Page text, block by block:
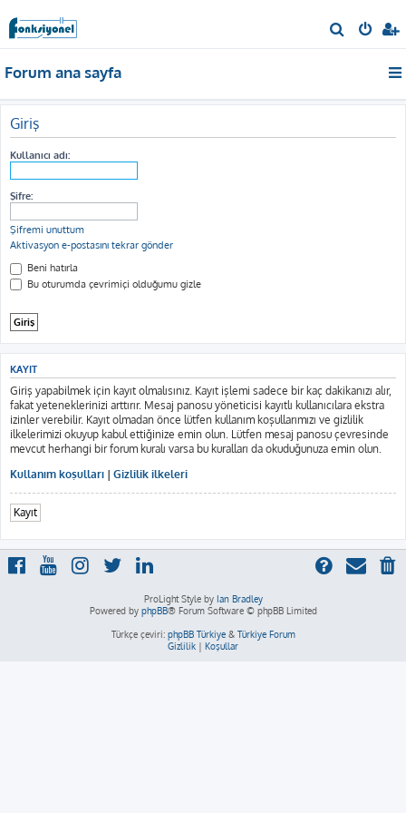
r
Forum ana sayfa
Giriş
Kullanıcı adı:
Şifre:
Şifremi unuttum
Aktivasyon e-postasını tekrar gönder
Beni hatırla
Bu oturumda çevrimiçi olduğumu gizle
KAYIT
Giriş yapabilmek için kayıt olmalısınız. Kayıt işlemi sadece bir kaç dakikanızı alır,
fakat yeteneklerinizi arttırır. Mesaj panosu yöneticisi kayıtlı kullanıcılara ekstra
izinler verebilir. Kayıt olmadan önce lütfen kullanım koşullarımızı ve gizlilik
ilkelerimizi okuyup kabul ettiğinize emin olun. Lütfen mesaj panosu çevresinde
mevcut herhangi bir forum kuralı varsa bu kuralları da okuduğunuza emin olun.
Kullanım koşulları | Gizlilik ilkeleri
Kayıt
ProLight Style by Ian Bradley
Powered by phpBB® Forum Software © phpBB Limited
Türkçe çeviri: phpBB Türkiye& Türkiye Forum
Gizlilik | Koşullar